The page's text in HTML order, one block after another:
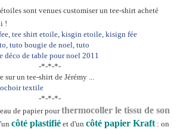
sont venues customiser un tee-shirt acheté
!
-*-*-*-
sur un tee-shirt de Jérémy ...
-*-*-*-
de papier pourthermocoller le tissu de son
côté plastifié et d'un côté papier Kraft: on